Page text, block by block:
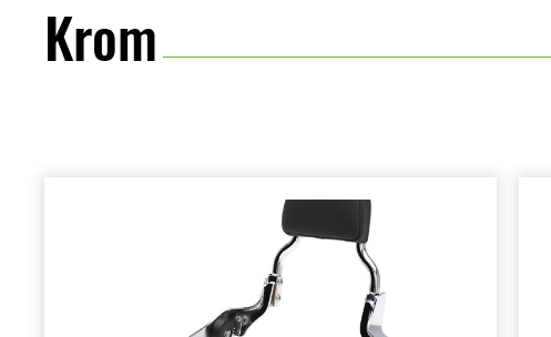
Krom